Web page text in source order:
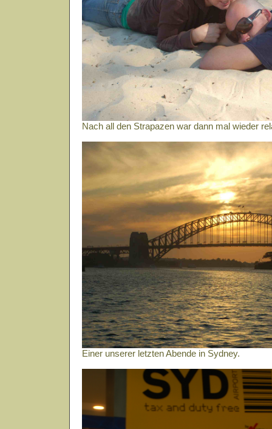
Nach all den Strapazen war dann mal wieder
Einer unserer letzten Abende in Sydney.